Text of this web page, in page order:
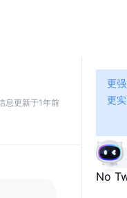
息更新于1年前
更
更
No